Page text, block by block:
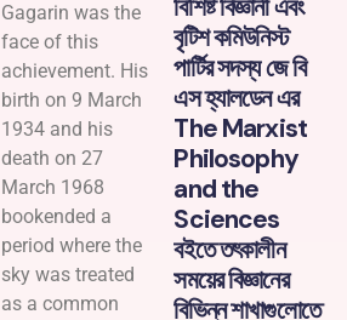
Gagarin was the
face of this
achievement. His
birth on 9 March
1934 and his
death on 27
March 1968
bookended a
period where the
sky was treated
as a common
বিশিষ্ট বিজ্ঞানী এবং
বৃটিশ কমিউনিস্ট
পার্টির সদস্য জে বি
এস হ্যালডেন এর
The Marxist
Philosophy
and the
Sciences
বইতে তৎকালীন
সময়ের বিজ্ঞানের
বিভিন্ন শাখাগুলোতে